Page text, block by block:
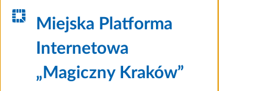
Miejska Platforma
Internetowa
„Magiczny Kraków”